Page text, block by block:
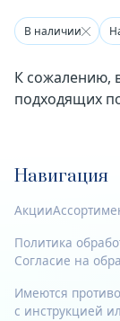
В наличии
К сожалению,
подходящих
Навигация
Акции
Политика
Согласие на
Имеются
с инструкцией